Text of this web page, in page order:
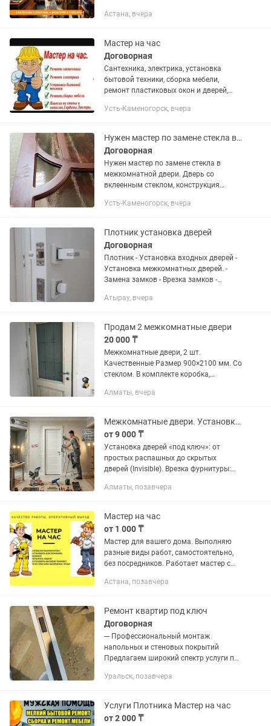
ремонту и регулировке дверей в Астане
Астана, вчера
Мастер на час
Договорная
Сантехника, электрика, установка
бытовой техники, сборка мебели,
ремонт пластиковых окон и дверей,
замков, сердцевин, установка входных
Усть-Каменогорск, вчера
Нужен мастер по замене стекла в межкомнатной двери.
Договорная
Нужен мастер по замене стекла в
межкомнатной двери. Дверь со
вклеенным стеклом, конструкция
находится внутри полотна. Нужен
таких...
Усть-Каменогорск, вчера
Плотник установка дверей
Договорная
Плотник - Установка входных дверей -
Установка межкомнатных дверей. -
Замена замков - Врезка замков -
ручек - Установка дверных ручек -
Атырау, вчера
Продам 2 межкомнатные двери
20 000 ₸
Межкомнатные двери, 2 шт.
Качественные Размер 900×2100 мм. Со
стеклом. В комплекте коробка,
дерева. Хорошее состояние,
Алматы, вчера
Межкомнатные двери. Установка и ремонт
от 9 000 ₸
Установка дверей «под ключ»: от
простых распашных до скрытых
дверей (Invisible). Врезка фурнитуры:
скрытых петель и ручек. Сборка и
Алматы, позавчера
Мастер на час
от 1 000 ₸
Мастер для вашего дома. Выполняю
разные виды работ, самостоятельно,
без посредников. Работает мастер с
Оплата договорная [в зависимости от
Астана, позавчера
Ремонт квартир под ключ
Договорная
--- Профессиональный монтаж
напольных и стеновых покрытий
Предлагаем широкий спектр услуги по
напольных покрытий: ламинат, кварц-
укладка...
Уральск, позавчера
Услуги Плотника Мастер на час
от 2 000 ₸